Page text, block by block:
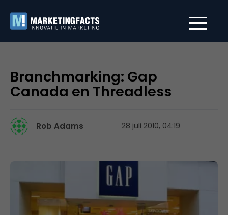
Branchmarking: Gap
Canada en Threadless
Rob Adams 28 juli 2010, 04:19